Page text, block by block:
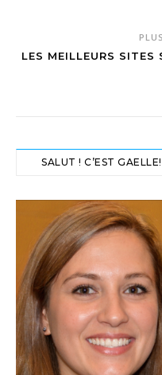
LES MEILLEURS SITES
SALUT ! C’EST